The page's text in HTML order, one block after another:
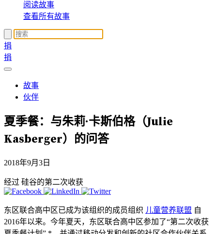
阅读故事
查看所有故事
捐
捐
故事
伙伴
夏季餐：与朱莉·卡斯伯格（Julie
Kasberger）的问答
2018年9月3日
经过 硅谷的第二次收获
东区联合高中区已成为该组织的成员组织 儿童营养联盟 自
2016年以来。今年夏天，东区联合高中区参加了“第二次收获